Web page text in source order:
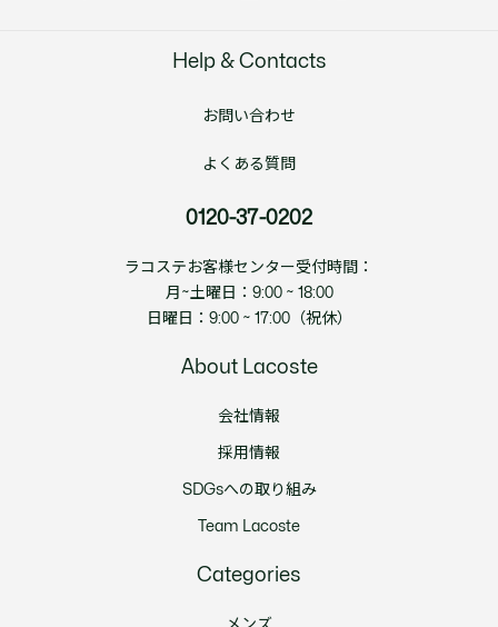
Help & Contacts
お問い合わせ
よくある質問
0120-37-0202
ラコステお客様センター受付時間：
月~土曜日：9:00 ~ 18:00
日曜日：9:00 ~ 17:00（祝休）
About Lacoste
会社情報
採用情報
SDGsへの取り組み
Team Lacoste
Categories
メンズ